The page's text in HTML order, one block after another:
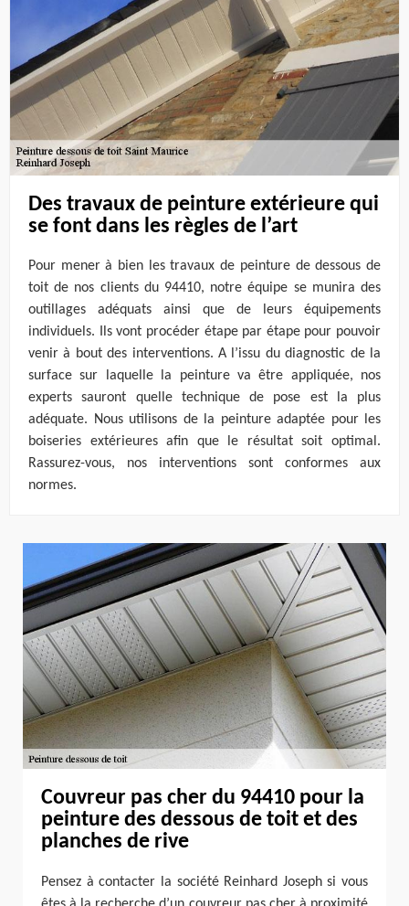
Des travaux de peinture extérieure qui
se font dans les règles de l’art
Pour mener à bien les travaux de peinture de dessous de
toit de nos clients du 94410, notre équipe se munira des
outillages adéquats ainsi que de leurs équipements
individuels. Ils vont procéder étape par étape pour pouvoir
venir à bout des interventions. A l’issu du diagnostic de la
surface sur laquelle la peinture va être appliquée, nos
experts sauront quelle technique de pose est la plus
adéquate. Nous utilisons de la peinture adaptée pour les
boiseries extérieures afin que le résultat soit optimal.
Rassurez-vous, nos interventions sont conformes aux
normes.
Couvreur pas cher du 94410 pour la
peinture des dessous de toit et des
planches de rive
Pensez à contacter la société Reinhard Joseph si vous